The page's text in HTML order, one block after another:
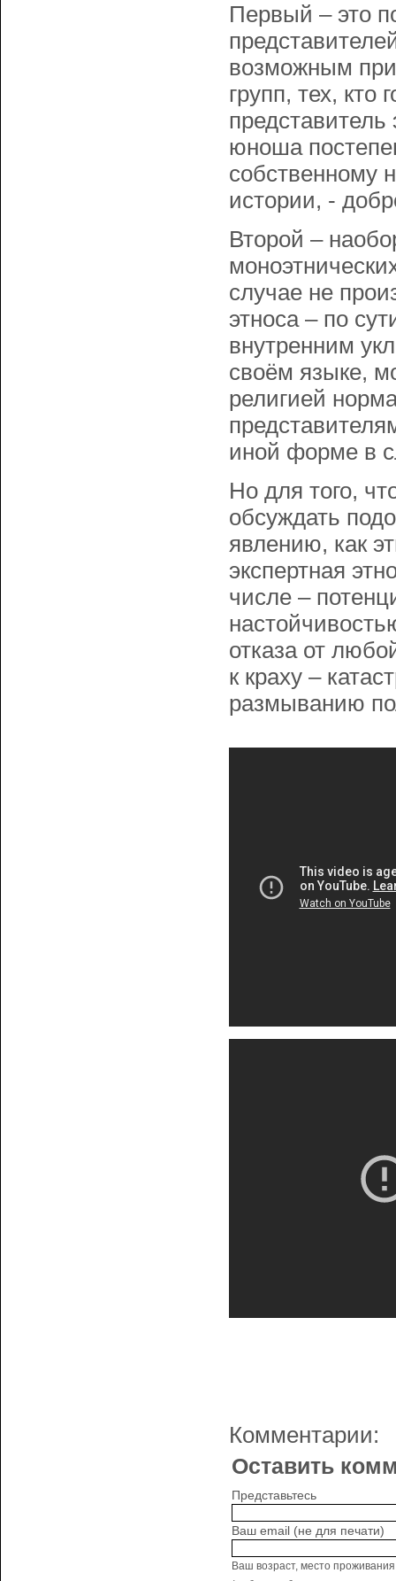
Первый – это
возможным
групп, тех, кто
юноша
собственному
истории, -
Второй –
случае не
этноса – по
внутренним
своём языке,
религией
иной форме в
Но для того,
обсуждать
явлению, как
экспертная
числе –
отказа от
к краху –
размыванию
Комментарии:
Оставить
Представьтесь
Ваш email (не для печати)
Ваш возраст, место проживания